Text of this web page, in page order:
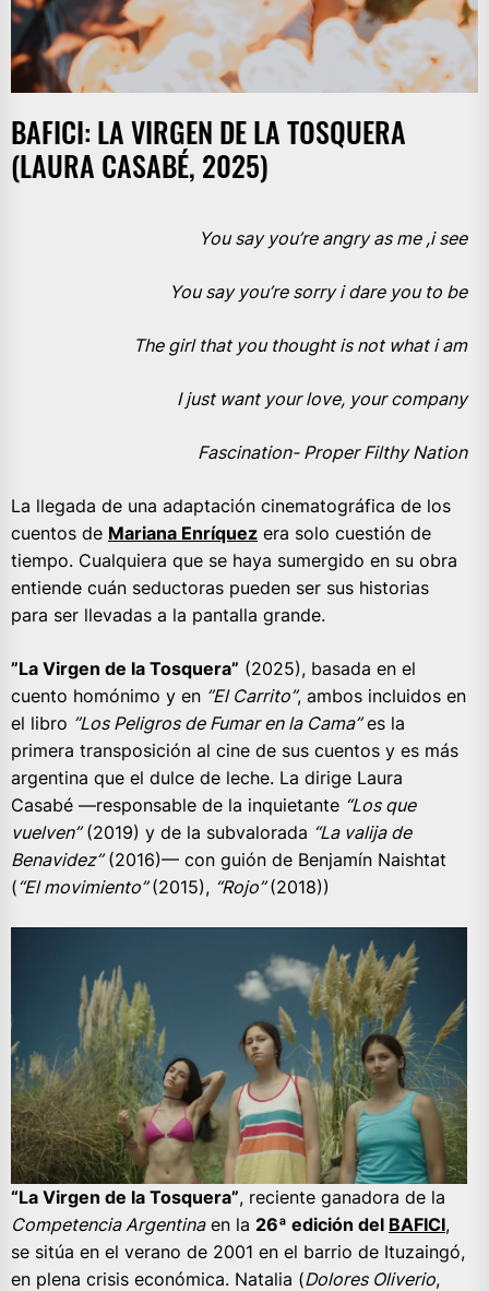
BAFICI: LA VIRGEN DE LA TOSQUERA
(LAURA CASABÉ, 2025)
You say you’re angry as me ,i see
You say you’re sorry i dare you to be
The girl that you thought is not what i am
I just want your love, your company
Fascination- Proper Filthy Nation
La llegada de una adaptación cinematográfica de los
cuentos de Mariana Enríquez era solo cuestión de
tiempo. Cualquiera que se haya sumergido en su obra
entiende cuán seductoras pueden ser sus historias
para ser llevadas a la pantalla grande.
”La Virgen de la Tosquera” (2025), basada en el
cuento homónimo y en ”El Carrito”, ambos incluidos en
el libro ”Los Peligros de Fumar en la Cama”es la
primera transposición al cine de sus cuentos y es más
argentina que el dulce de leche. La dirige Laura
Casabé —responsable de la inquietante “Los que
vuelven”(2019) y de la subvalorada “La valija de
Benavidez”(2016)— con guión de Benjamín Naishtat
(“El movimiento” (2015), “Rojo” (2018))
“La Virgen de la Tosquera”, reciente ganadora de la
Competencia Argentinaen la 26ª edición del BAFICI,
se sitúa en el verano de 2001 en el barrio de Ituzaingó,
en plena crisis económica. Natalia (Dolores Oliverio,